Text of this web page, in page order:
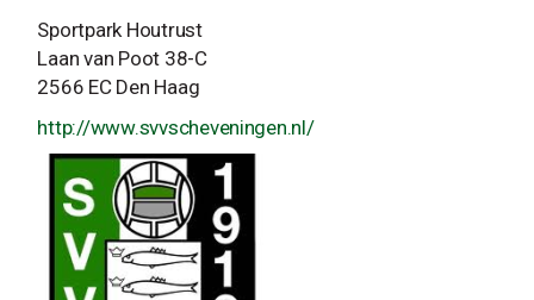
Sportpark Houtrust
Laan van Poot 38-C
2566 EC Den Haag
http://www.svvscheveningen.nl/